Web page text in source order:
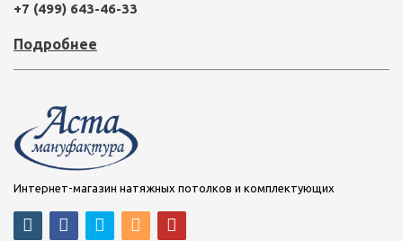
+7 (499) 643-46-33
Подробнее
Интернет-магазин натяжных потолков и комплектующих